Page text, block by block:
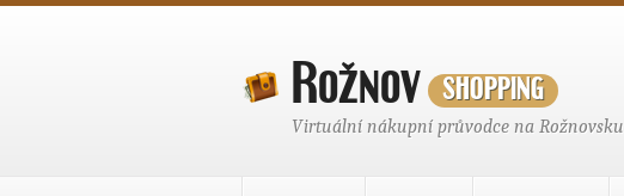
Rožnovshopping
Virtuální nákupní průvodce na Rožnovsku